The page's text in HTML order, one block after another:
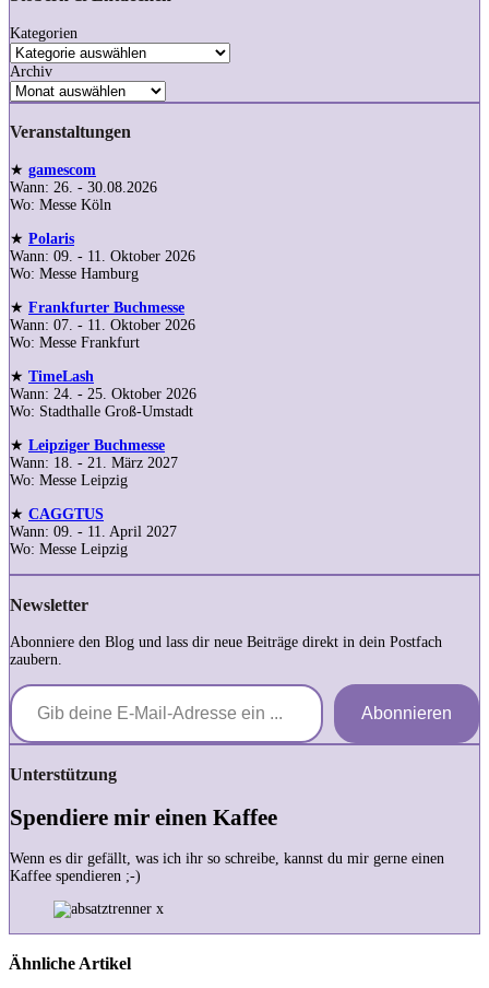
Kategorien
Archiv
Veranstaltungen
★ gamescom
Wann: 26. - 30.08.2026
Wo: Messe Köln
★ Polaris
Wann: 09. - 11. Oktober 2026
Wo: Messe Hamburg
★ Frankfurter Buchmesse
Wann: 07. - 11. Oktober 2026
Wo: Messe Frankfurt
★ TimeLash
Wann: 24. - 25. Oktober 2026
Wo: Stadthalle Groß-Umstadt
★ Leipziger Buchmesse
Wann: 18. - 21. März 2027
Wo: Messe Leipzig
★ CAGGTUS
Wann: 09. - 11. April 2027
Wo: Messe Leipzig
Newsletter
Abonniere den Blog und lass dir neue Beiträge direkt in dein Postfach
zaubern.
Gib deine E-Mail-Adresse ein ...
Abonnieren
Unterstützung
Spendiere mir einen Kaffee
Wenn es dir gefällt, was ich ihr so schreibe, kannst du mir gerne einen
Kaffee spendieren ;-)
Ähnliche Artikel